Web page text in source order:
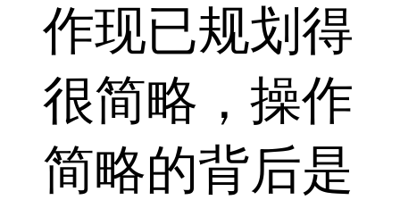
作现已规划得
很简略，操作
简略的背后是